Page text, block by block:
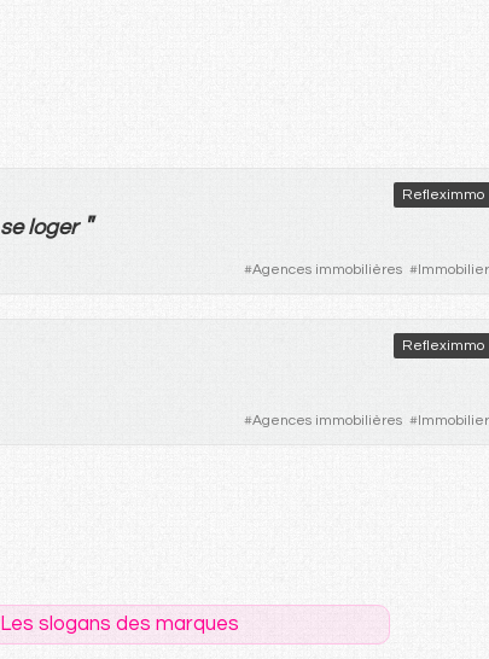
Refleximmo
se loger "
#Agences immobilières #Immobilier
Refleximmo
#Agences immobilières #Immobilier
Les slogans des marques